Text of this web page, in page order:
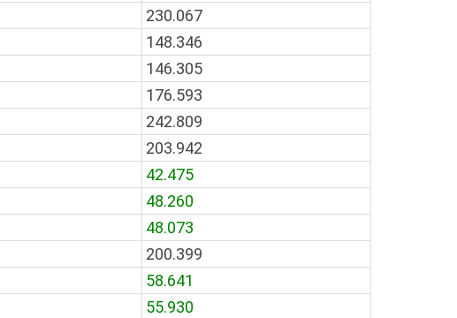
230.067
148.346
146.305
176.593
242.809
203.942
42.475
48.260
48.073
200.399
58.641
55.930